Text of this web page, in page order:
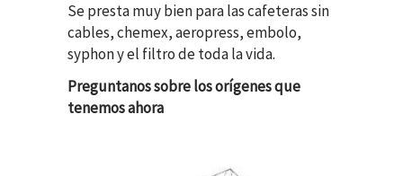
Se presta muy bien para las cafeteras sin
cables, chemex, aeropress, embolo,
syphon y el filtro de toda la vida.
Preguntanos sobre los orígenes que
tenemos ahora